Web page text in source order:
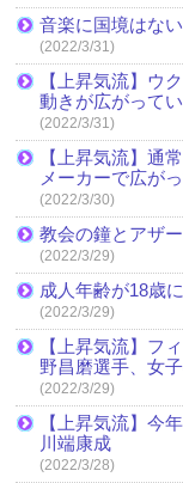
音楽に国境はな
(2022/3/31)
【上昇気流】ウ
動きが広がって
(2022/3/31)
【上昇気流】通
メーカーで広が
(2022/3/30)
教会の鐘とアザ
(2022/3/29)
成人年齢が18歳
(2022/3/29)
【上昇気流】フ
野昌磨選手、女
(2022/3/29)
【上昇気流】今
川端康成
(2022/3/28)